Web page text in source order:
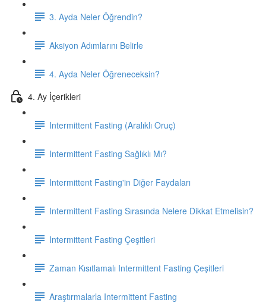
3. Ayda Neler Öğrendin?
Aksiyon Adımlarını Belirle
4. Ayda Neler Öğreneceksin?
4. Ay İçerikleri
Intermittent Fasting (Aralıklı Oruç)
Intermittent Fasting Sağlıklı Mı?
Intermittent Fasting'in Diğer Faydaları
Intermittent Fasting Sırasında Nelere Dikkat Etmelisin?
Intermittent Fasting Çeşitleri
Zaman Kısıtlamalı Intermittent Fasting Çeşitleri
Araştırmalarla Intermittent Fasting